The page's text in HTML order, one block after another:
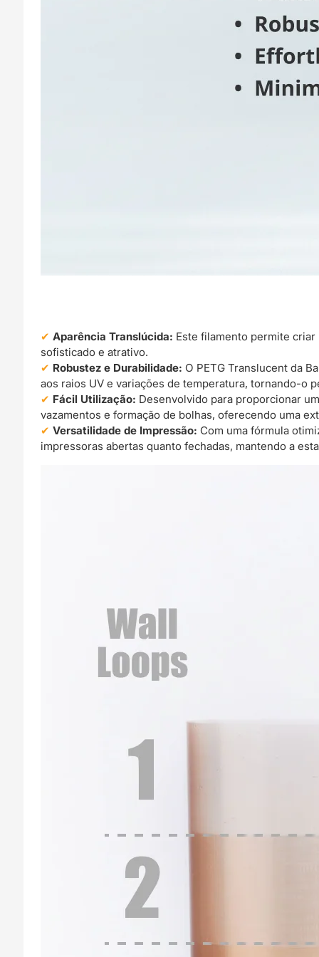
Aparência Translúcida: Este filamento permite
sofisticado e atrativo.
Robustez e Durabilidade: O PETG Translucent da
aos raios UV e variações de temperatura, tornando-o
Fácil Utilização: Desenvolvido para proporcionar
vazamentos e formação de bolhas, oferecendo uma
Versatilidade de Impressão: Com uma fórmula
impressoras abertas quanto fechadas, mantendo a